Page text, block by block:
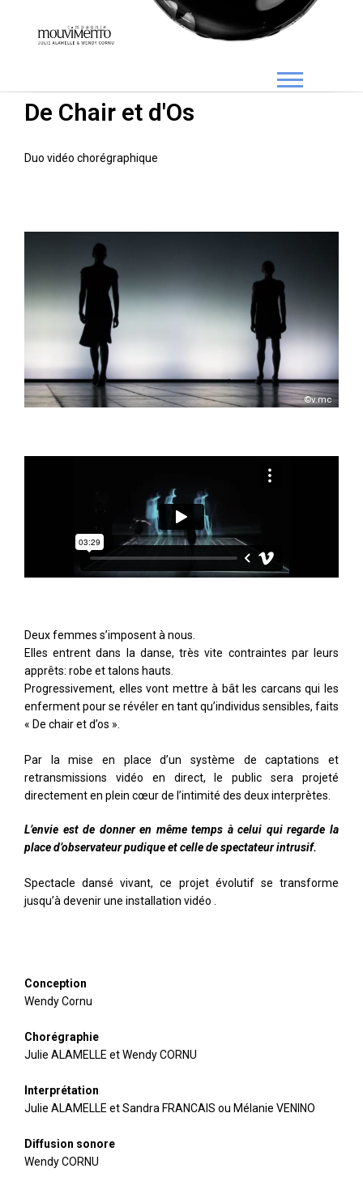
De Chair et d'Os
Duo vidéo chorégraphique
©v.mc
Deux femmes s’imposent à nous.
Elles entrent dans la danse, très vite contraintes par leurs
apprêts: robe et talons hauts.
Progressivement, elles vont mettre à bât les carcans qui les
enferment pour se révéler en tant qu’individus sensibles, faits
« De chair et d’os ».
Par la mise en place d’un système de captations et
retransmissions vidéo en direct, le public sera projeté
directement en plein cœur de l’intimité des deux interprètes.
L’envie est de donner en même temps à celui qui regarde la
place d’observateur pudique et celle de spectateur intrusif.
Spectacle dansé vivant, ce projet évolutif se transforme
jusqu’à devenir une installation vidéo .
Conception
Wendy Cornu
Chorégraphie
Julie ALAMELLE et Wendy CORNU
Interprétation
Julie ALAMELLE et Sandra FRANCAIS ou Mélanie VENINO
Diffusion sonore
Wendy CORNU